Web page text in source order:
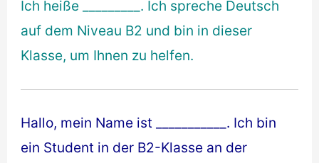
Ich heiße _________. Ich spreche Deutsch
auf dem Niveau B2 und bin in dieser
Klasse, um Ihnen zu helfen.
Hallo, mein Name ist ___________. Ich bin
ein Student in der B2-Klasse an der